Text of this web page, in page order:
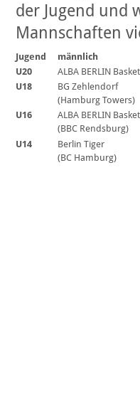
der Jugend und
Mannschaften
Jugend männlich
U20
ALBA BERLIN
U18
BG Zehlendorf
(Hamburg Towers)
U16
ALBA BERLIN
(BBC Rendsburg)
U14
Berlin Tiger
(BC Hamburg)